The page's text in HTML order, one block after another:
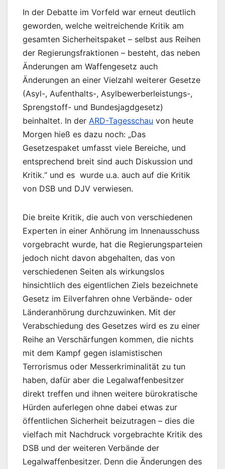
In der Debatte im Vorfeld war erneut deutlich
geworden, welche weitreichende Kritik am
gesamten Sicherheitspaket – selbst aus Reihen
der Regierungsfraktionen – besteht, das neben
Änderungen am Waffengesetz auch
Änderungen an einer Vielzahl weiterer Gesetze
(Asyl-, Aufenthalts-, Asylbewerberleistungs-,
Sprengstoff- und Bundesjagdgesetz)
beinhaltet. In der ARD-Tagesschau von heute
Morgen hieß es dazu noch: „Das
Gesetzespaket umfasst viele Bereiche, und
entsprechend breit sind auch Diskussion und
Kritik.“ und es wurde u.a. auch auf die Kritik
von DSB und DJV verwiesen.
Die breite Kritik, die auch von verschiedenen
Experten in einer Anhörung im Innenausschuss
vorgebracht wurde, hat die Regierungsparteien
jedoch nicht davon abgehalten, das von
verschiedenen Seiten als wirkungslos
hinsichtlich des eigentlichen Ziels bezeichnete
Gesetz im Eilverfahren ohne Verbände- oder
Länderanhörung durchzuwinken. Mit der
Verabschiedung des Gesetzes wird es zu einer
Reihe an Verschärfungen kommen, die nichts
mit dem Kampf gegen islamistischen
Terrorismus oder Messerkriminalität zu tun
haben, dafür aber die Legalwaffenbesitzer
direkt treffen und ihnen weitere bürokratische
Hürden auferlegen ohne dabei etwas zur
öffentlichen Sicherheit beizutragen – dies die
vielfach mit Nachdruck vorgebrachte Kritik des
DSB und der weiteren Verbände der
Legalwaffenbesitzer. Denn die Änderungen des